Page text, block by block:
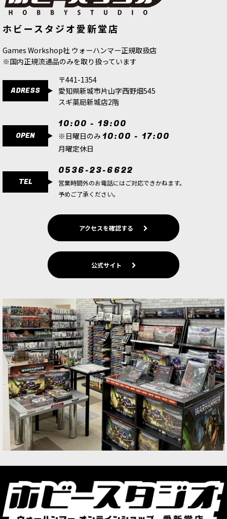
ド 日本語版[87-03]
1点
対戦中の確認をスムーズに。ルミネス用ウォース
ネス・レルムロード」は、 ゲーム中に必要なユニ
ット情報を手元で素早く確認できるカードセット
です。 …
[ルミネス・レルムロード] ヴァナーリ・ロード・
リージェント[87-66 ]
6,300円(税込)
歩兵隊を率いる精鋭指揮官 「ヴァナーリ・ロー
ド・リージェント」は、 ルミネス・レルムロード
軍における優れた戦士であり戦術家です。 その存
在は歩兵隊にとって大きな支柱となり、 とく…
[スピアヘッド] ルミネス・レルムロード
21,300
ゲーム「ウォーハンマー：エイジ・オヴ・シグマ
ー」ルミネス・レルムロードのコレクションを始
めたり、アーミーを拡充するのにおすすめなミニ
マルチパーツプラスチック…
[ルミネス・レルムロード] ヴァナーリ・ブレイド
ロード[87-23]
8,300円(税込)
1点
兵士であり学者でもある「ヴァナーリ・ブレイド
ロード」は、ルミネスの哲学の矛盾を体現してい
る。彼らはあらゆる形態の戦闘をマスターするこ
とに専念しているが、戦闘の理論を研究すること
にも同じくらいの時間を費…
[ルミネス・レルムロード] ヴァナーリ・オーララ
ン・センチネル [87-58]
8,300円(税込)
じりに力を注ぐとき、標的には死が訪れる。ルミ
ネス・レルムロードの優れた射撃部隊である彼ら
は、魔法で強化されているため、重装甲の相手に
も対応可能。また、スクリ…
ラスムス・ゾン[86-10]
9,900円 (税込)
リ・ロード・リージェント
ホビースタジオ愛新堂店
Games Workshop社 ウォーハンマー正規取扱店
※国内正規流通品のみを取り扱っています
ADRESS
〒441-1354
愛知県新城市片山字西野畑545
スギ薬局新城店2階
OPEN
10:00 - 19:00
※日曜日のみ 10:00 - 17:00
月曜定休日
TEL
0536-23-6622
営業時間外のお電話にはご対応できかねます。
予めご了承ください。
アクセスを確認する
公式サイト